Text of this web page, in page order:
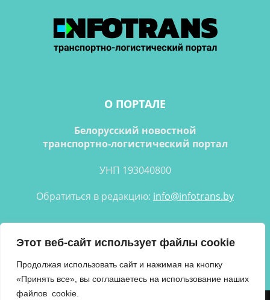
Этот веб-сайт использует файлы cookie
Продолжая использовать сайт и нажимая на кнопку
«Принять все», вы соглашаетесь на использование наших
файлов cookie.
О ПОРТАЛЕ
Белорусский новостной
транспортно-логистический портал
УНП 193040800
Обратиться в редакцию: info@infotrans.bу
Следуйте за нами